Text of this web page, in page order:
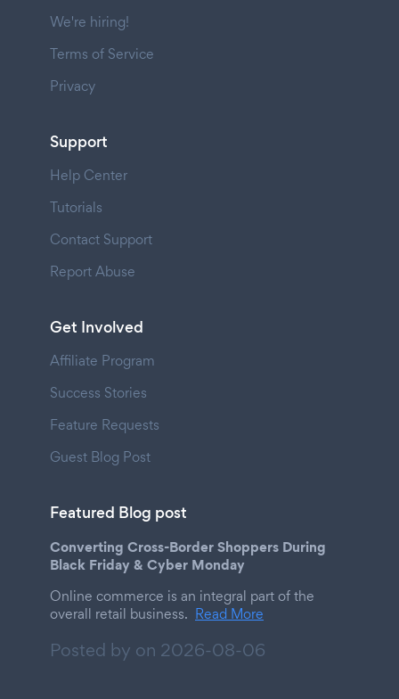
We're hiring!
Terms of Service
Privacy
Support
Help Center
Tutorials
Contact Support
Report Abuse
Get Involved
Affiliate Program
Success Stories
Feature Requests
Guest Blog Post
Featured Blog post
Converting Cross-Border Shoppers During
Black Friday & Cyber Monday
Online commerce is an integral part of the
overall retail business. Read More
Posted by on 2026-08-06